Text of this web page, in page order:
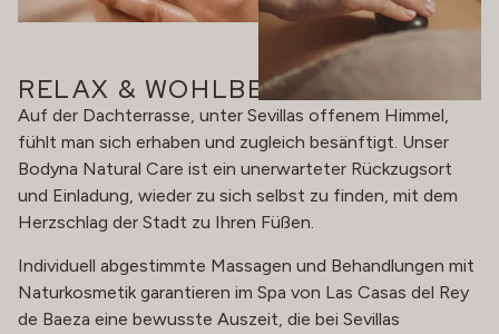
RELAX & WOHLBEFINDEN
Auf der Dachterrasse, unter Sevillas offenem Himmel,
fühlt man sich erhaben und zugleich besänftigt. Unser
Bodyna Natural Care ist ein unerwarteter Rückzugsort
und Einladung, wieder zu sich selbst zu finden, mit dem
Herzschlag der Stadt zu Ihren Füßen.
Individuell abgestimmte Massagen und Behandlungen mit
Naturkosmetik garantieren im Spa von Las Casas del Rey
de Baeza eine bewusste Auszeit, die bei Sevillas